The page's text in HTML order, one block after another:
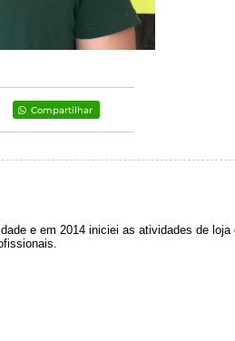
Compartilhar
e em 2014 iniciei as atividades de